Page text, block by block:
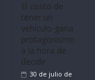
Ultima película
‘Spider‑Man:
Brand New
Day’ pone en
escena a
BMW
29 de julio de